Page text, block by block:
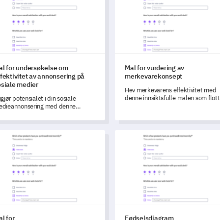
for undersøkelse om
av annonsering på
medier
potensialet i din sosiale
med denne
effektiviteten og forme dine
Mal for vurdering av
merkevarekonsept
Hev merkevarens effektivitet med
denne innsiktsfulle malen som flott
for pasientregistreringsskjema
for
Fødselsdiagram
Fødselsdiagram